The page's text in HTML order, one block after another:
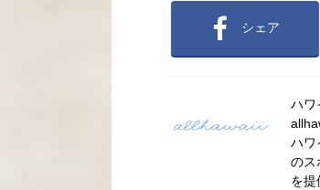
シェア
ハワ
ハワ
のス
を提